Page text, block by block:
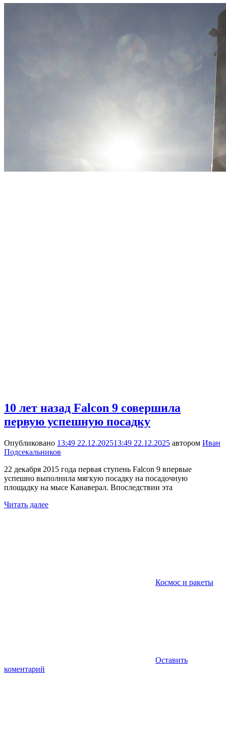
10 лет назад Falcon 9 совершила
первую успешную посадку
Опубликовано 13:49 22.12.202513:49 22.12.2025 автором Иван
Подсекальников
22 декабря 2015 года первая ступень Falcon 9 впервые
успешно выполнила мягкую посадку на посадочную
площадку на мысе Канаверал. Впоследствии эта
Читать далее
Космос и ракеты
Оставить
коментарий